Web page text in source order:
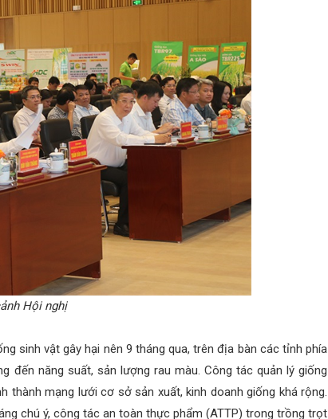
Hội nghị
sinh vật gây hại nên 9 tháng qua, trên địa bàn các tỉnh phía
đến năng suất, sản lượng rau màu. Công tác quản lý giống
mạng lưới cơ sở sản xuất, kinh doanh giống khá rộng.
chú ý, công tác an toàn thực phẩm (ATTP) trong trồng trọt